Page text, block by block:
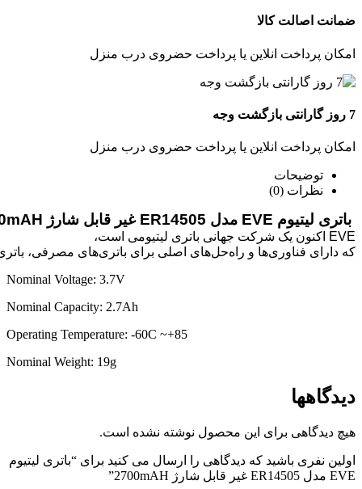
ضمانت اصالت کالا
امکان پرداخت انلاین یا پرداخت حضروی درب منزل
7 روز گارانتی بازگشت وجه
امکان پرداخت انلاین یا پرداخت حضروی درب منزل
توضیحات
نظرات (0)
باتری لیتیوم EVE مدل ER14505 غیر قابل شارژ 2700mAH
که دارای فناوری‌ها و راه‌حل‌های اصلی برای باتری‌های مصرفی، باتری‌های نیرو و باتری‌های ذخیره انرژی است.
Nominal Voltage: 3.7V
Nominal Capacity: 2.7Ah
85+~ Operating Temperature: -60C
Nominal Weight: 19g
دیدگاهها
هیچ دیدگاهی برای این محصول نوشته نشده است.
اولین نفری باشید که دیدگاهی را ارسال می کنید برای “باتری لیتیوم
EVE مدل ER14505 غیر قابل شارژ 2700mAH”